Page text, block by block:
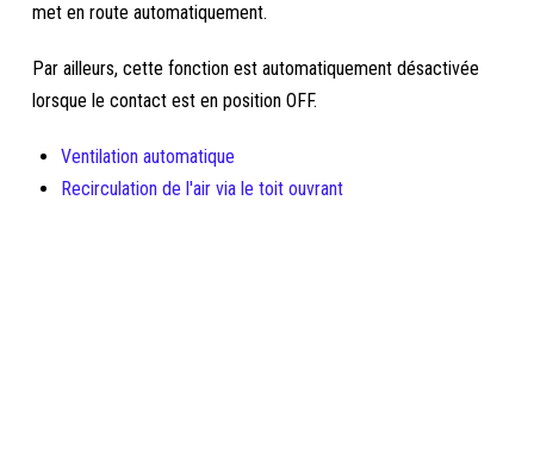
met en route automatiquement.
Par ailleurs, cette fonction est automatiquement désactivée
lorsque le contact est en position OFF.
Ventilation automatique
Recirculation de l'air via le toit ouvrant